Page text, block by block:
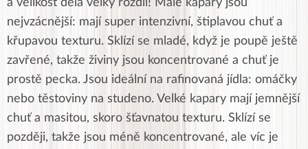
a velikost dělá velký rozdíl! Malé kapary jsou
nejvzácnější: mají super intenzivní, štiplavou chuť a
křupavou texturu. Sklízí se mladé, když je poupě ještě
zavřené, takže živiny jsou koncentrované a chuť je
prostě pecka. Jsou ideální na rafinovaná jídla: omáčky
nebo těstoviny na studeno. Velké kapary mají jemnější
chuť a masitou, skoro šťavnatou texturu. Sklízí se
později, takže jsou méně koncentrované, ale víc je